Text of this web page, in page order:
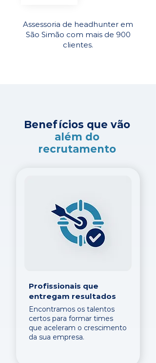
Assessoria de headhunter em
São Simão com mais de 900
clientes.
Benefícios que vão
além do
recrutamento
Profissionais que
entregam resultados
Encontramos os talentos
certos para formar times
que aceleram o crescimento
da sua empresa.